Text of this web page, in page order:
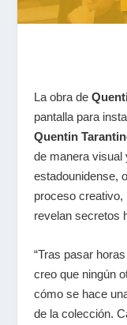
La obra de
pantalla para
Quentin
de manera visual
estadounidense,
proceso
revelan secretos
“Tras pasar
creo que ningún
cómo se hace
de la colección.